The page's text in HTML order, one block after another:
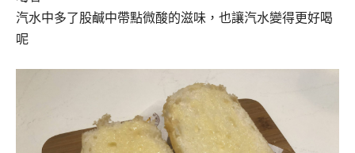
汽水中多了股鹹中帶點微酸的滋味，也讓汽水變得更好喝
呢